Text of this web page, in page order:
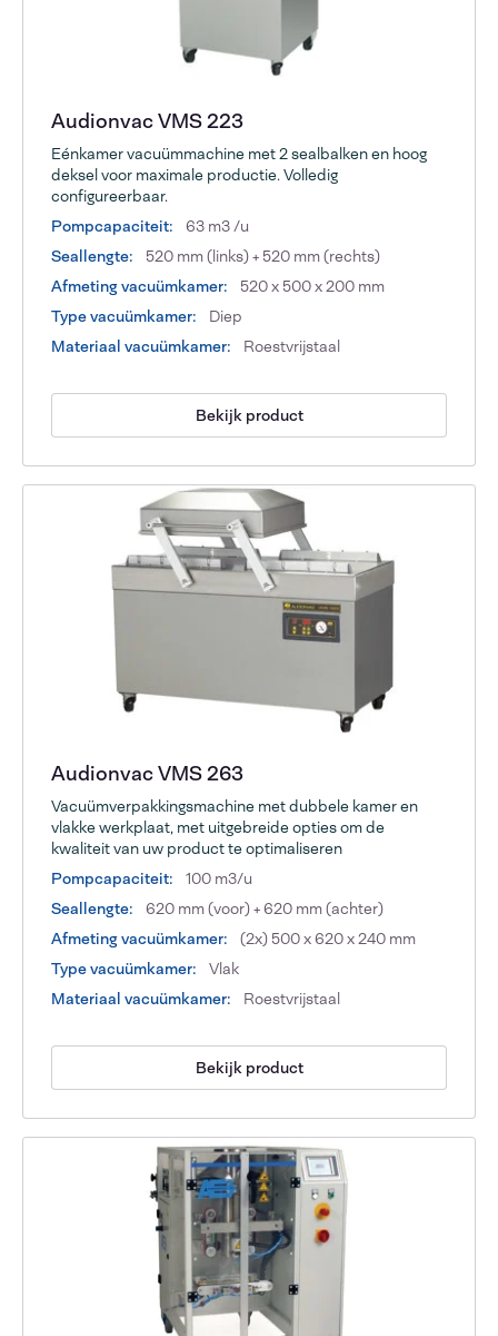
Audionvac VMS 223
Eénkamer vacuümmachine met 2 sealbalken en hoog
deksel voor maximale productie. Volledig
configureerbaar.
Pompcapaciteit:
63 m3 /u
Seallengte:
520 mm (links) + 520 mm (rechts)
Afmeting vacuümkamer:
520 x 500 x 200 mm
Type vacuümkamer:
Diep
Materiaal vacuümkamer:
Roestvrijstaal
Bekijk product
Audionvac VMS 263
Vacuümverpakkingsmachine met dubbele kamer en
vlakke werkplaat, met uitgebreide opties om de
kwaliteit van uw product te optimaliseren
Pompcapaciteit:
100 m3/u
Seallengte:
620 mm (voor) + 620 mm (achter)
Afmeting vacuümkamer:
(2x) 500 x 620 x 240 mm
Type vacuümkamer:
Vlak
Materiaal vacuümkamer:
Roestvrijstaal
Bekijk product